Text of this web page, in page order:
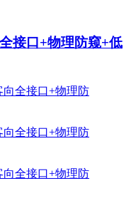
接口+物理防窥+低